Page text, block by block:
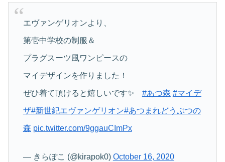
エヴァンゲリオンより、
第壱中学校の制服＆
プラグスーツ風ワンピースの
マイデザインを作りました！
ぜひ着て頂けると嬉しいです✨ #あつ森 #マイデ
ザ#新世紀エヴァンゲリオン#あつまれどうぶつの
森 pic.twitter.com/9ggauCImPx
— きらぽこ (@kirapok0) October 16, 2020